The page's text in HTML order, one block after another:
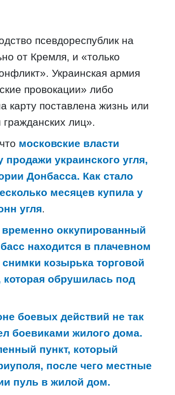
псевдореспублик на
от Кремля, и «только
Украинская армия
провокации» либо
карту поставлена ​​жизнь или
лиц».
московские власти
украинского угля,
Донбасса. Как стало
месяцев купила у
угля.
временно оккупированный
находится в плачевном
козырька торговой
которая обрушилась под
боевых действий не так
боевиками жилого дома.
пункт, который
после чего местные
пуль в жилой дом.